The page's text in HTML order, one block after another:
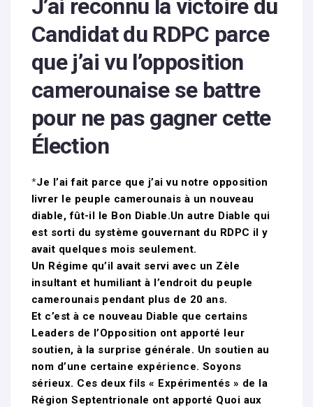
J’ai reconnu la victoire du
Candidat du RDPC parce
que j’ai vu l’opposition
camerounaise se battre
pour ne pas gagner cette
Élection
*Je l’ai fait parce que j’ai vu notre opposition
livrer le peuple camerounais à un nouveau
diable, fût-il le Bon Diable.Un autre Diable qui
est sorti du système gouvernant du RDPC il y
avait quelques mois seulement.
Un Régime qu’il avait servi avec un Zèle
insultant et humiliant à l’endroit du peuple
camerounais pendant plus de 20 ans.
Et c’est à ce nouveau Diable que certains
Leaders de l’Opposition ont apporté leur
soutien, à la surprise générale. Un soutien au
nom d’une certaine expérience. Soyons
sérieux. Ces deux fils « Expérimentés » de la
Région Septentrionale ont apporté Quoi aux